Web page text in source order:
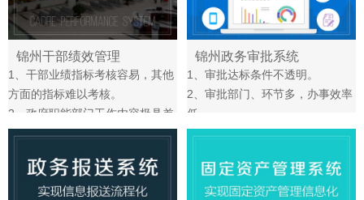
效果，无法及时改善，以及无法
及时解答群众存在的疑惑。
6、群众诉求途径单一，只能通过
打电话或者亲自到只能部门提
交。
锦州干部绩效管理
1、干部业绩指标考核容易，其他
方面的指标难以考核。
2、政府职能部门工作内容极具差
异性、复杂性，绩效缺乏考核依
3、机关管理人员工作职责不好量
化，日常事务繁杂，难以统计其
锦州政务审批系统
1、审批达标条件不透明。
2、审批部门、环节多，办事效率
低。
3、审批流程没有统一规范、有序